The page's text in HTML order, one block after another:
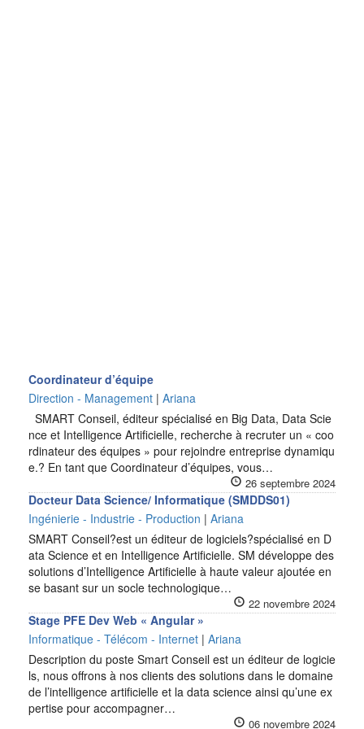
Coordinateur d’équipe
Direction - Management | Ariana
SMART Conseil, éditeur spécialisé en Big Data, Data Scie
nce et Intelligence Artificielle, recherche à recruter un « coo
rdinateur des équipes » pour rejoindre entreprise dynamiqu
e.? En tant que Coordinateur d’équipes, vous…
26 septembre 2024
Docteur Data Science/ Informatique (SMDDS01)
Ingénierie - Industrie - Production | Ariana
SMART Conseil?est un éditeur de logiciels?spécialisé en D
ata Science et en Intelligence Artificielle. SM développe des
solutions d’Intelligence Artificielle à haute valeur ajoutée en
se basant sur un socle technologique…
22 novembre 2024
Stage PFE Dev Web « Angular »
Informatique - Télécom - Internet | Ariana
Description du poste Smart Conseil est un éditeur de logicie
ls, nous offrons à nos clients des solutions dans le domaine
de l’intelligence artificielle et la data science ainsi qu’une ex
pertise pour accompagner…
06 novembre 2024